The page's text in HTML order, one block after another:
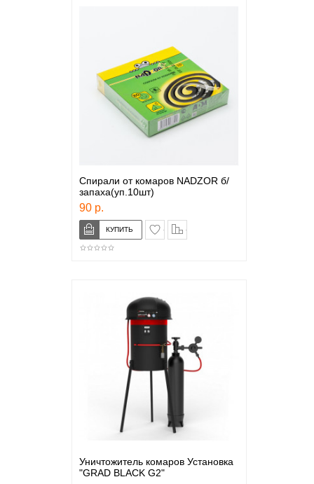
Спирали от комаров NADZOR б/
запаха(уп.10шт)
90 р.
в закладки
Уничтожитель комаров Установка
"GRAD BLACK G2"